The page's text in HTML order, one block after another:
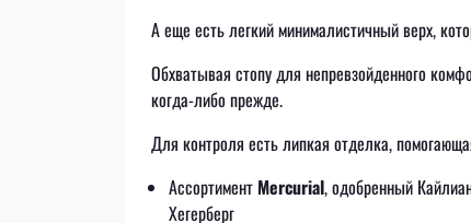
А еще есть легкий минималистичный верх,
Обхватывая стопу для непревзойденного
когда-либо прежде.
Для контроля есть липкая отделка,
Ассортимент Mercurial, одобренный
Хегерберг